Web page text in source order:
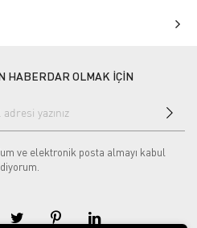
HABERDAR OLMAK İÇİN
ve elektronik posta almayı kabul